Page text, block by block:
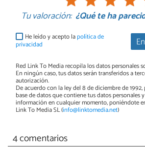
Tu valoración: ¿Qué te ha
He leído y acepto lapolítica de
privacidad
Red Link To Media recopila los datos personales
En ningún caso, tus datos serán transferidos a
autorización.
De acuerdo con la ley del 8 de diciembre de 1992,
base de datos que contiene tus datos personales
información en cualquier momento, poniéndote
Link To Media SL (info@linktomedia.net)
4 comentarios